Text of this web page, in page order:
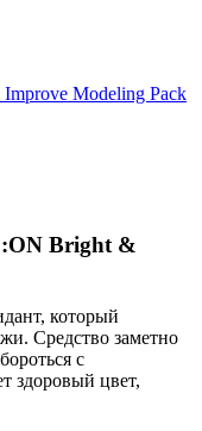
Modeling Pack
Bright &
который
Средство заметно
с
здоровый цвет,